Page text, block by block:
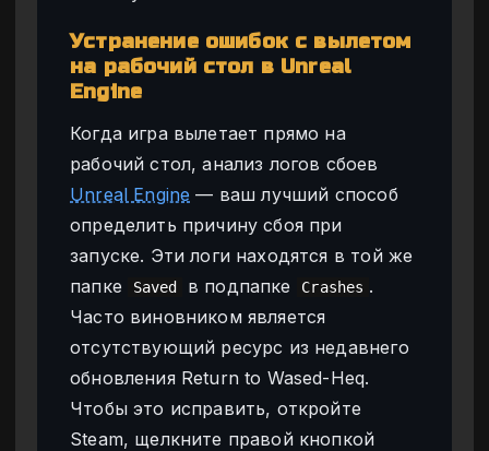
Устранение ошибок с вылетом
на рабочий стол в Unreal
Engine
Когда игра вылетает прямо на
рабочий стол, анализ логов сбоев
Unreal Engine — ваш лучший способ
определить причину сбоя при
запуске. Эти логи находятся в той же
папке
Saved в подпапке Crashes .
Часто виновником является
отсутствующий ресурс из недавнего
обновления Return to Wased-Heq.
Чтобы это исправить, откройте
Steam, щелкните правой кнопкой